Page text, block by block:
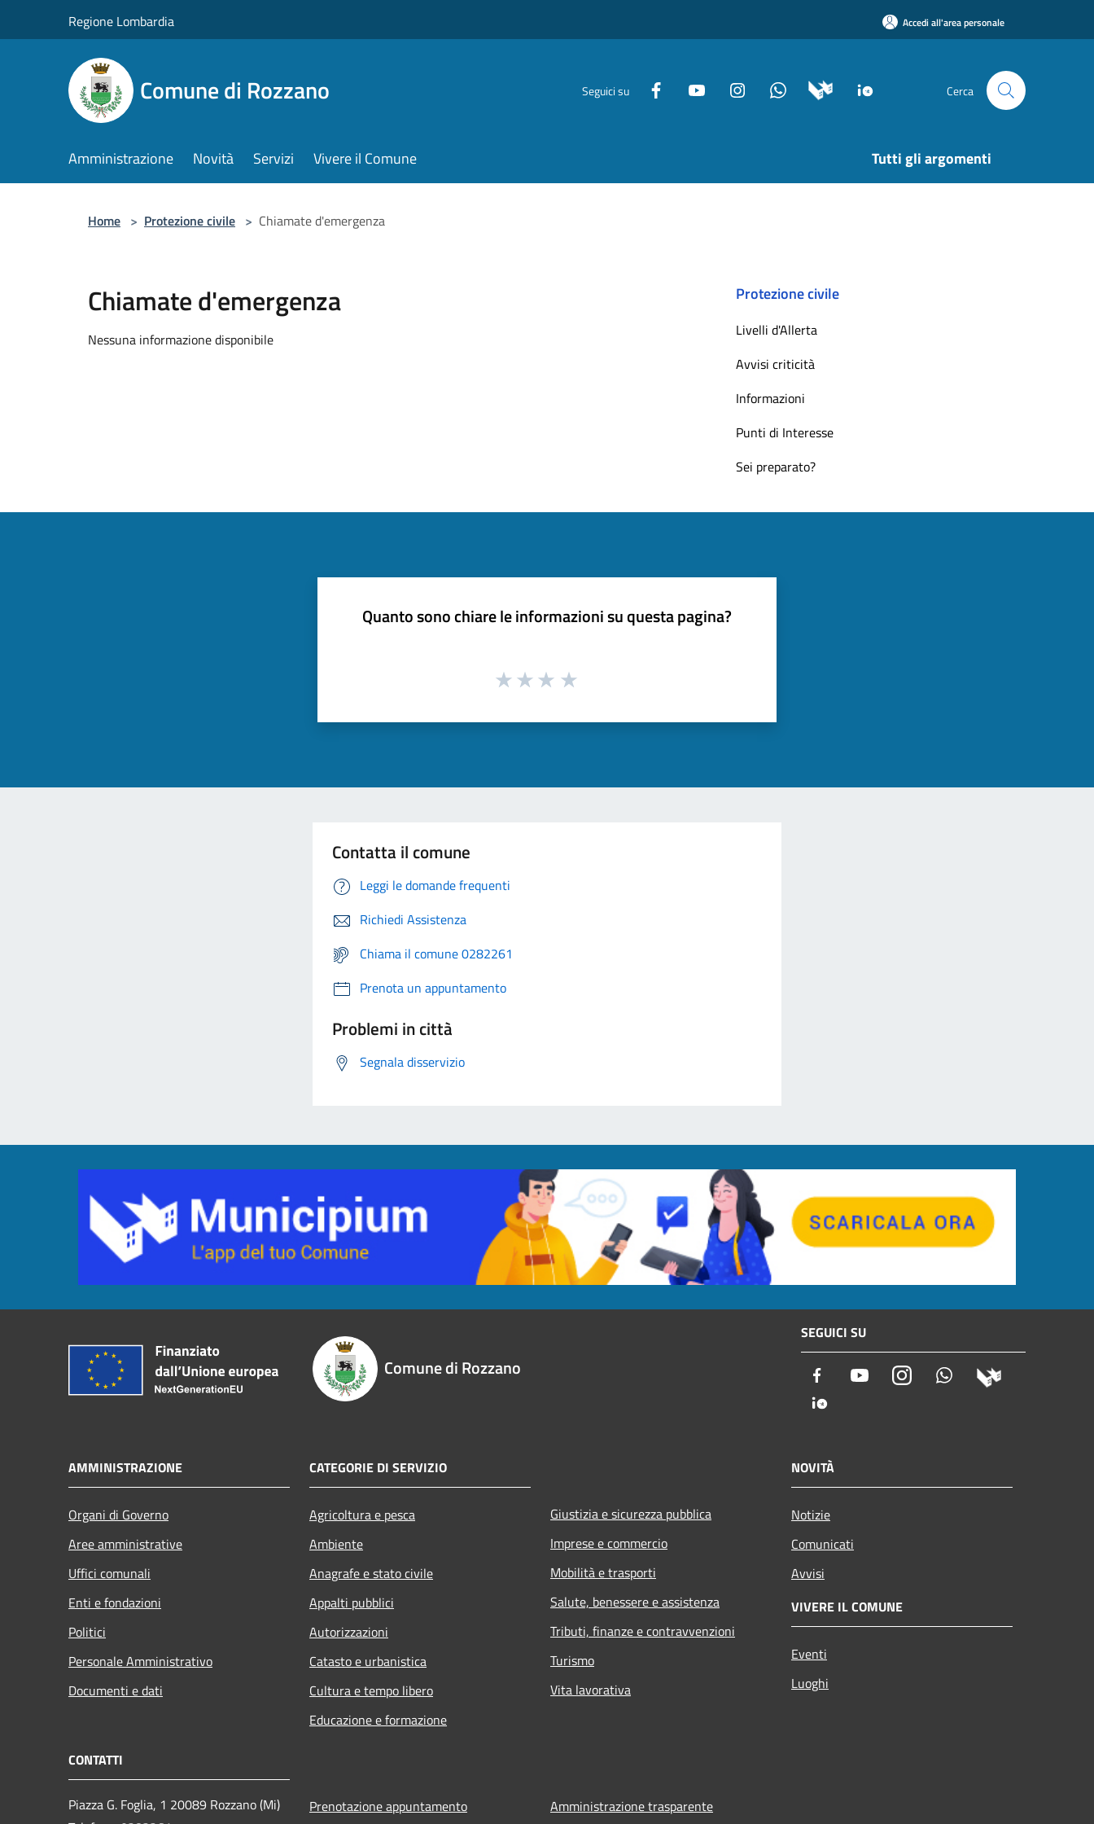
Regione Lombardia Accedi all'area personale
Comune di Rozzano Seguici su Cerca
Amministrazione Novità Servizi Vivere il Comune Tutti gli argomenti
Home > Protezione civile > Chiamate d'emergenza
Chiamate d'emergenza
Nessuna informazione disponibile
Protezione civile
Livelli d'Allerta
Avvisi criticità
Informazioni
Punti di Interesse
Sei preparato?
Quanto sono chiare le informazioni su questa pagina?
Contatta il comune
Leggi le domande frequenti
Richiedi Assistenza
Chiama il comune 0282261
Prenota un appuntamento
Problemi in città
Segnala disservizio
Comune di Rozzano
SEGUICI SU
Facebook YoutubeInstagramWhatsapp
AMMINISTRAZIONE
Organi di Governo
Aree amministrative
Uffici comunali
Enti e fondazioni
Politici
Personale Amministrativo
Documenti e dati
CATEGORIE DI SERVIZIO
Agricoltura e pesca
Ambiente
Anagrafe e stato civile
Appalti pubblici
Autorizzazioni
Catasto e urbanistica
Cultura e tempo libero
Educazione e formazione
Giustizia e sicurezza pubblica
Imprese e commercio
Mobilità e trasporti
Salute, benessere e assistenza
Tributi, finanze e contravvenzioni
Turismo
Vita lavorativa
NOVITÀ
Notizie
Comunicati
Avvisi
VIVERE IL COMUNE
Eventi
Luoghi
CONTATTI
Piazza G. Foglia, 1 20089 Rozzano (Mi)
Prenotazione appuntamento Amministrazione trasparente